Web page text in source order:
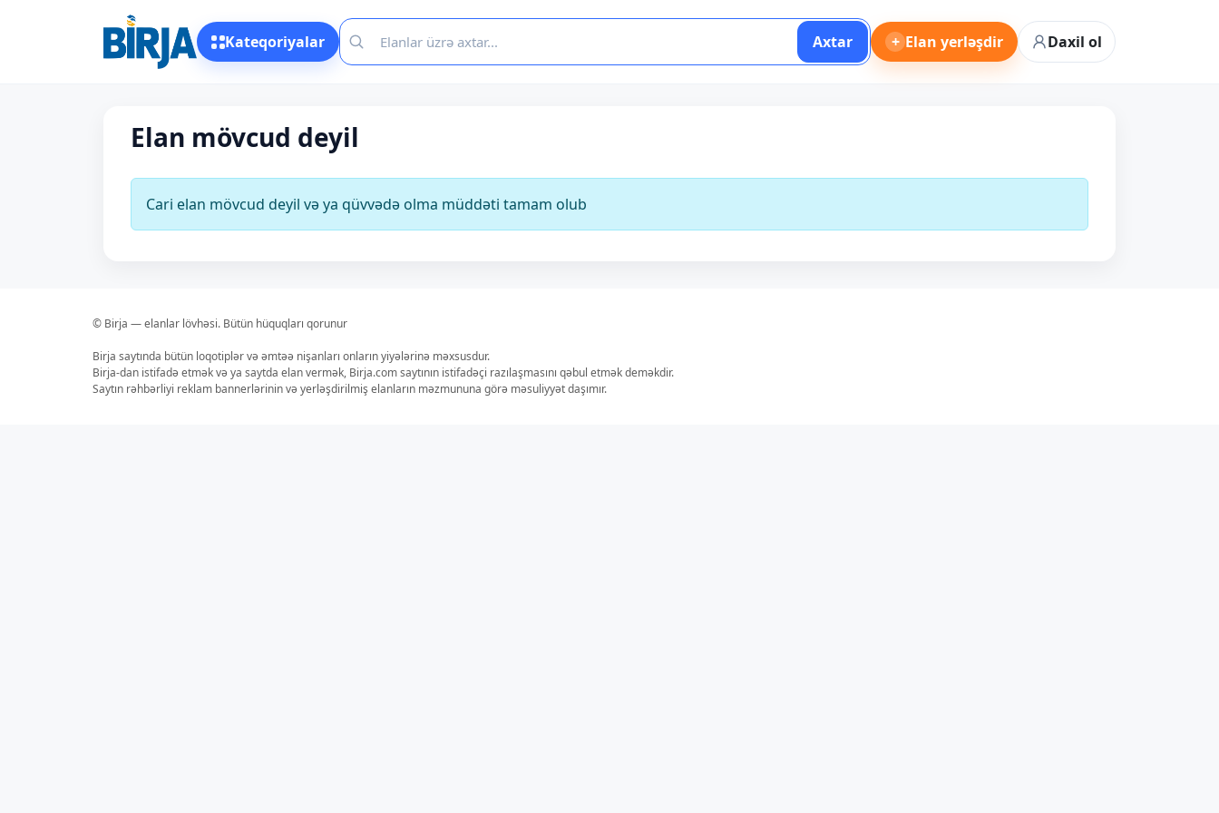
Kateqoriyalar Axtar + Elan yerləşdir Daxil ol
Elan mövcud deyil
Cari elan mövcud deyil və ya qüvvədə olma müddəti tamam olub
© Birja — elanlar lövhəsi. Bütün hüquqları qorunur
Birja saytında bütün loqotiplər və əmtəə nişanları onların yiyələrinə məxsusdur.
Birja-dan istifadə etmək və ya saytda elan vermək, Birja.com saytının istifadəçi razılaşmasını qəbul etmək deməkdir.
Saytın rəhbərliyi reklam bannerlərinin və yerləşdirilmiş elanların məzmununa görə məsuliyyət daşımır.